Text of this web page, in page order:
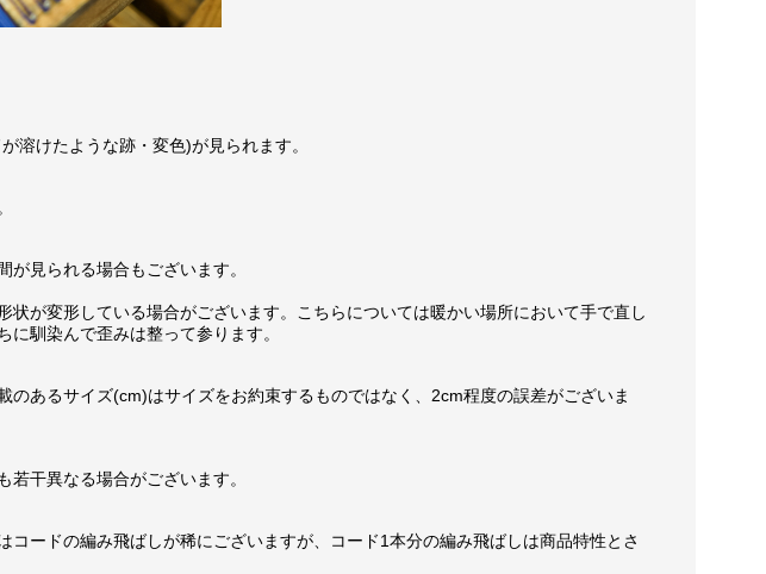
溶けたような跡・変色)が見られます。
見られる場合もございます。
が変形している場合がございます。こちらについては暖かい場所において手で直し
馴染んで歪みは整って参ります。
あるサイズ(cm)はサイズをお約束するものではなく、2cm程度の誤差がございま
干異なる場合がございます。
ードの編み飛ばしが稀にございますが、コード1本分の編み飛ばしは商品特性とさ